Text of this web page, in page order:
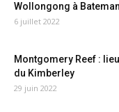
Wollongong à
6 juillet 2022
Montgomery Reef :
du Kimberley
29 juin 2022